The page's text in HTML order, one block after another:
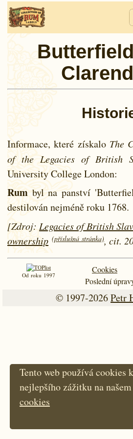
Informace, které získalo The
of the Legacies of British
University College London:
Rum byl na panství
destilován nejméně roku 1768.
[Zdroj: Legacies of British
ownership (příslušná stránka), cit.
Od roku 1997
Cookies
Poslední
© 1997-2026Petr
Tento web používá cookies
nejlepšího zážitku na
cookies